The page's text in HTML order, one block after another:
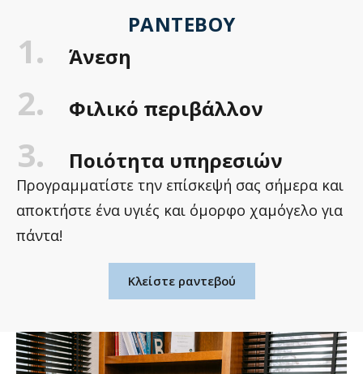
ΡΑΝΤΕΒΟΎ
1. Άνεση
2. Φιλικό περιβάλλον
3. Ποιότητα υπηρεσιών
Προγραμματίστε την επίσκεψή σας σήμερα και
αποκτήστε ένα υγιές και όμορφο χαμόγελο για
πάντα!
Κλείστε ραντεβού